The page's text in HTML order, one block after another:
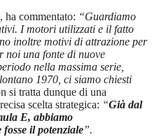
commentato: “Guardiamo
I motori utilizzati e il fatto
inoltre motivi di attrazione per
noi una fonte di nuove
nella massima serie,
1970, ci siamo chiesti
si tratta dunque di una
scelta strategica: “Già dal
E, abbiamo
il potenziale”.